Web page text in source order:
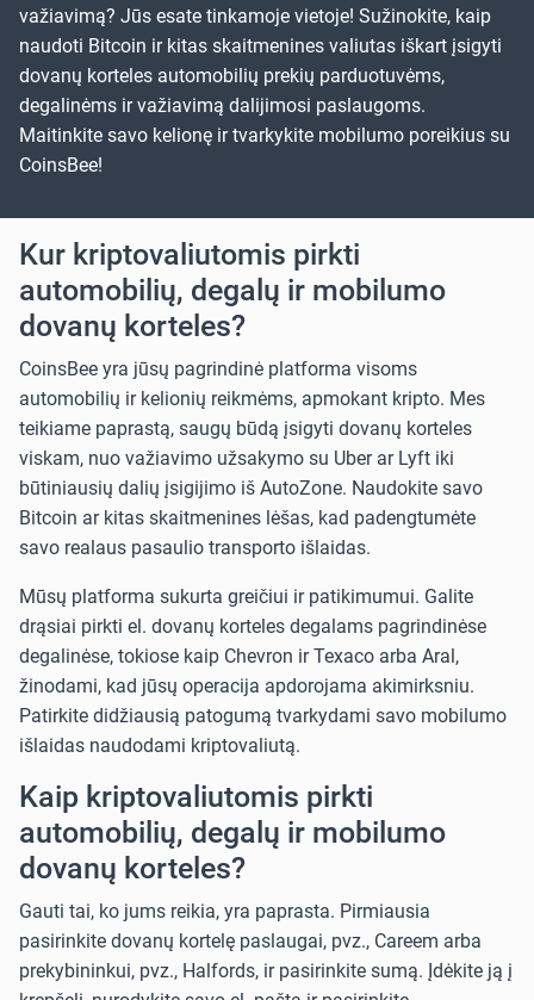
važiavimą? Jūs esate tinkamoje vietoje! Sužinokite, kaip
naudoti Bitcoin ir kitas skaitmenines valiutas iškart įsigyti
dovanų korteles automobilių prekių parduotuvėms,
degalinėms ir važiavimą dalijimosi paslaugoms.
Maitinkite savo kelionę ir tvarkykite mobilumo poreikius su
CoinsBee!
Kur kriptovaliutomis pirkti
automobilių, degalų ir mobilumo
dovanų korteles?
CoinsBee yra jūsų pagrindinė platforma visoms
automobilių ir kelionių reikmėms, apmokant kripto. Mes
teikiame paprastą, saugų būdą įsigyti dovanų korteles
viskam, nuo važiavimo užsakymo su Uberar Lyft iki
būtiniausių dalių įsigijimo iš AutoZone. Naudokite savo
Bitcoin ar kitas skaitmenines lėšas, kad padengtumėte
savo realaus pasaulio transporto išlaidas.
Mūsų platforma sukurta greičiui ir patikimumui. Galite
drąsiai pirkti el. dovanų korteles degalams pagrindinėse
degalinėse, tokiose kaip Chevron ir Texaco arba Aral,
žinodami, kad jūsų operacija apdorojama akimirksniu.
Patirkite didžiausią patogumą tvarkydami savo mobilumo
išlaidas naudodami kriptovaliutą.
Kaip kriptovaliutomis pirkti
automobilių, degalų ir mobilumo
dovanų korteles?
Gauti tai, ko jums reikia, yra paprasta. Pirmiausia
pasirinkite dovanų kortelę paslaugai, pvz., Careem arba
prekybininkui, pvz., Halfords, ir pasirinkite sumą. Įdėkite ją į